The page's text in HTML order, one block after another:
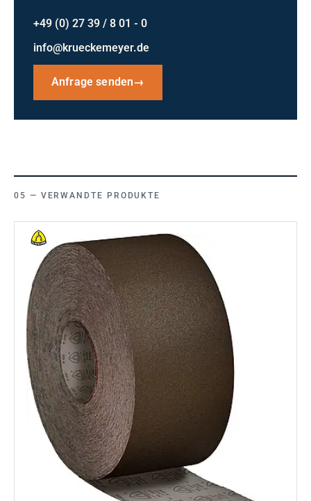
+49 (0) 27 39 / 8 01 - 0
info@krueckemeyer.de
Anfrage senden→
VERWANDTE PRODUKTE